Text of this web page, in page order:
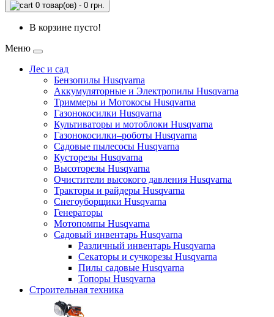
0 товар(ов) - 0 грн.
В корзине пусто!
Меню
Лес и сад
Бензопилы Husqvarna
Аккумуляторные и Электропилы Нusqvarna
Триммеры и Мотокосы Нusqvarna
Газонокосилки Husqvarna
Культиваторы и мотоблоки Husqvarna
Газонокосилки–роботы Husqvarna
Садовые пылесосы Husqvarna
Кусторезы Husqvarna
Высоторезы Husqvarna
Очистители высокого давления Husqvarna
Тракторы и райдеры Husqvarna
Снегоуборщики Husqvarna
Генераторы
Мотопомпы Husqvarna
Садовый инвентарь Husqvarna
Различный инвентарь Husqvarna
Секаторы и сучкорезы Husqvarna
Пилы садовые Husqvarna
Топоры Husqvarna
Строительная техника